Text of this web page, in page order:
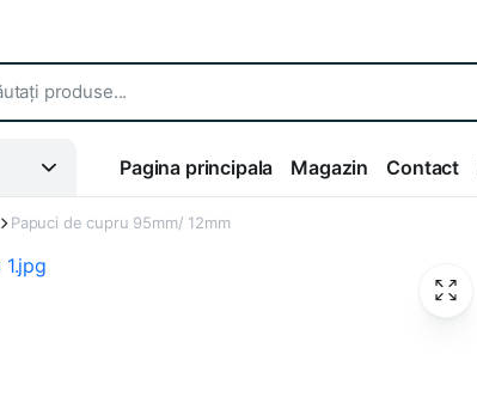
Pagina principala Magazin Contact
Papuci de cupru 95mm/ 12mm